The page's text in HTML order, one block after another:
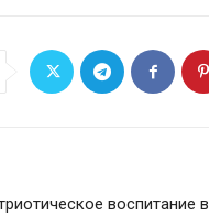
воспитание в